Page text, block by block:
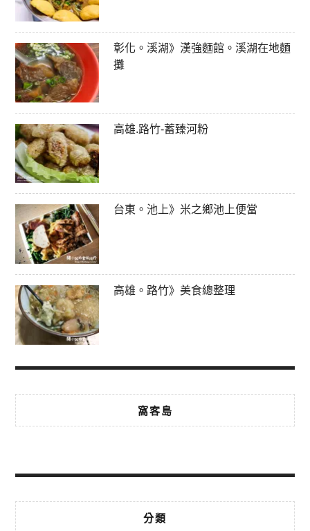
彰化。溪湖》漢強麵館。溪湖在地麵
攤
高雄.路竹-蓄臻河粉
台東。池上》米之鄉池上便當
高雄。路竹》美食總整理
窩客島
分類